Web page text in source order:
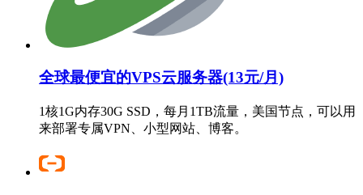
全球最便宜的VPS云服务器(13元/月)
1核1G内存30G SSD，每月1TB流量，美国节点，可以用
来部署专属VPN、小型网站、博客。